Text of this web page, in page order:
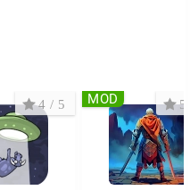
4 / 5 5
MOD